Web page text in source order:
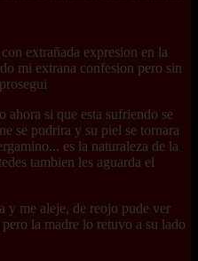
extrañada expresion en la
mi extrana confesion pero sin
ahora si que esta sufriendo se
se pudrira y su piel se tornara
es la naturaleza de la
tambien les aguarda el
y me aleje, de reojo pude ver
la madre lo retuvo a su lado